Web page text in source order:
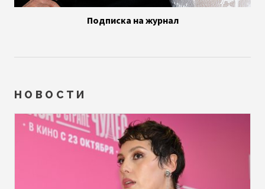
Подписка на журнал
НОВОСТИ